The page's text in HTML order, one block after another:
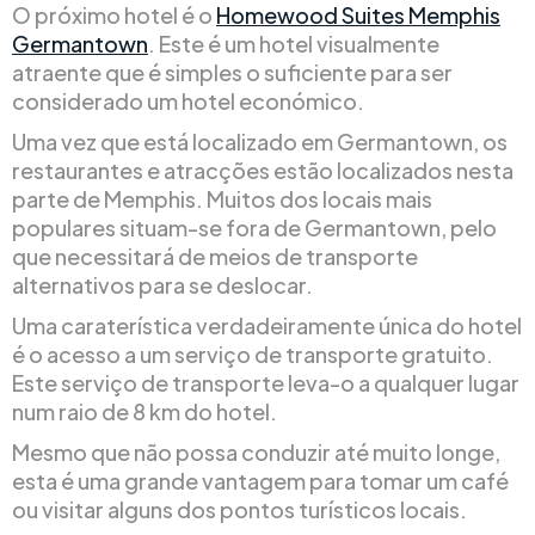
O próximo hotel é o Homewood Suites Memphis
Germantown. Este é um hotel visualmente
atraente que é simples o suficiente para ser
considerado um hotel económico.
Uma vez que está localizado em Germantown, os
restaurantes e atracções estão localizados nesta
parte de Memphis. Muitos dos locais mais
populares situam-se fora de Germantown, pelo
que necessitará de meios de transporte
alternativos para se deslocar.
Uma caraterística verdadeiramente única do hotel
é o acesso a um serviço de transporte gratuito.
Este serviço de transporte leva-o a qualquer lugar
num raio de 8 km do hotel.
Mesmo que não possa conduzir até muito longe,
esta é uma grande vantagem para tomar um café
ou visitar alguns dos pontos turísticos locais.